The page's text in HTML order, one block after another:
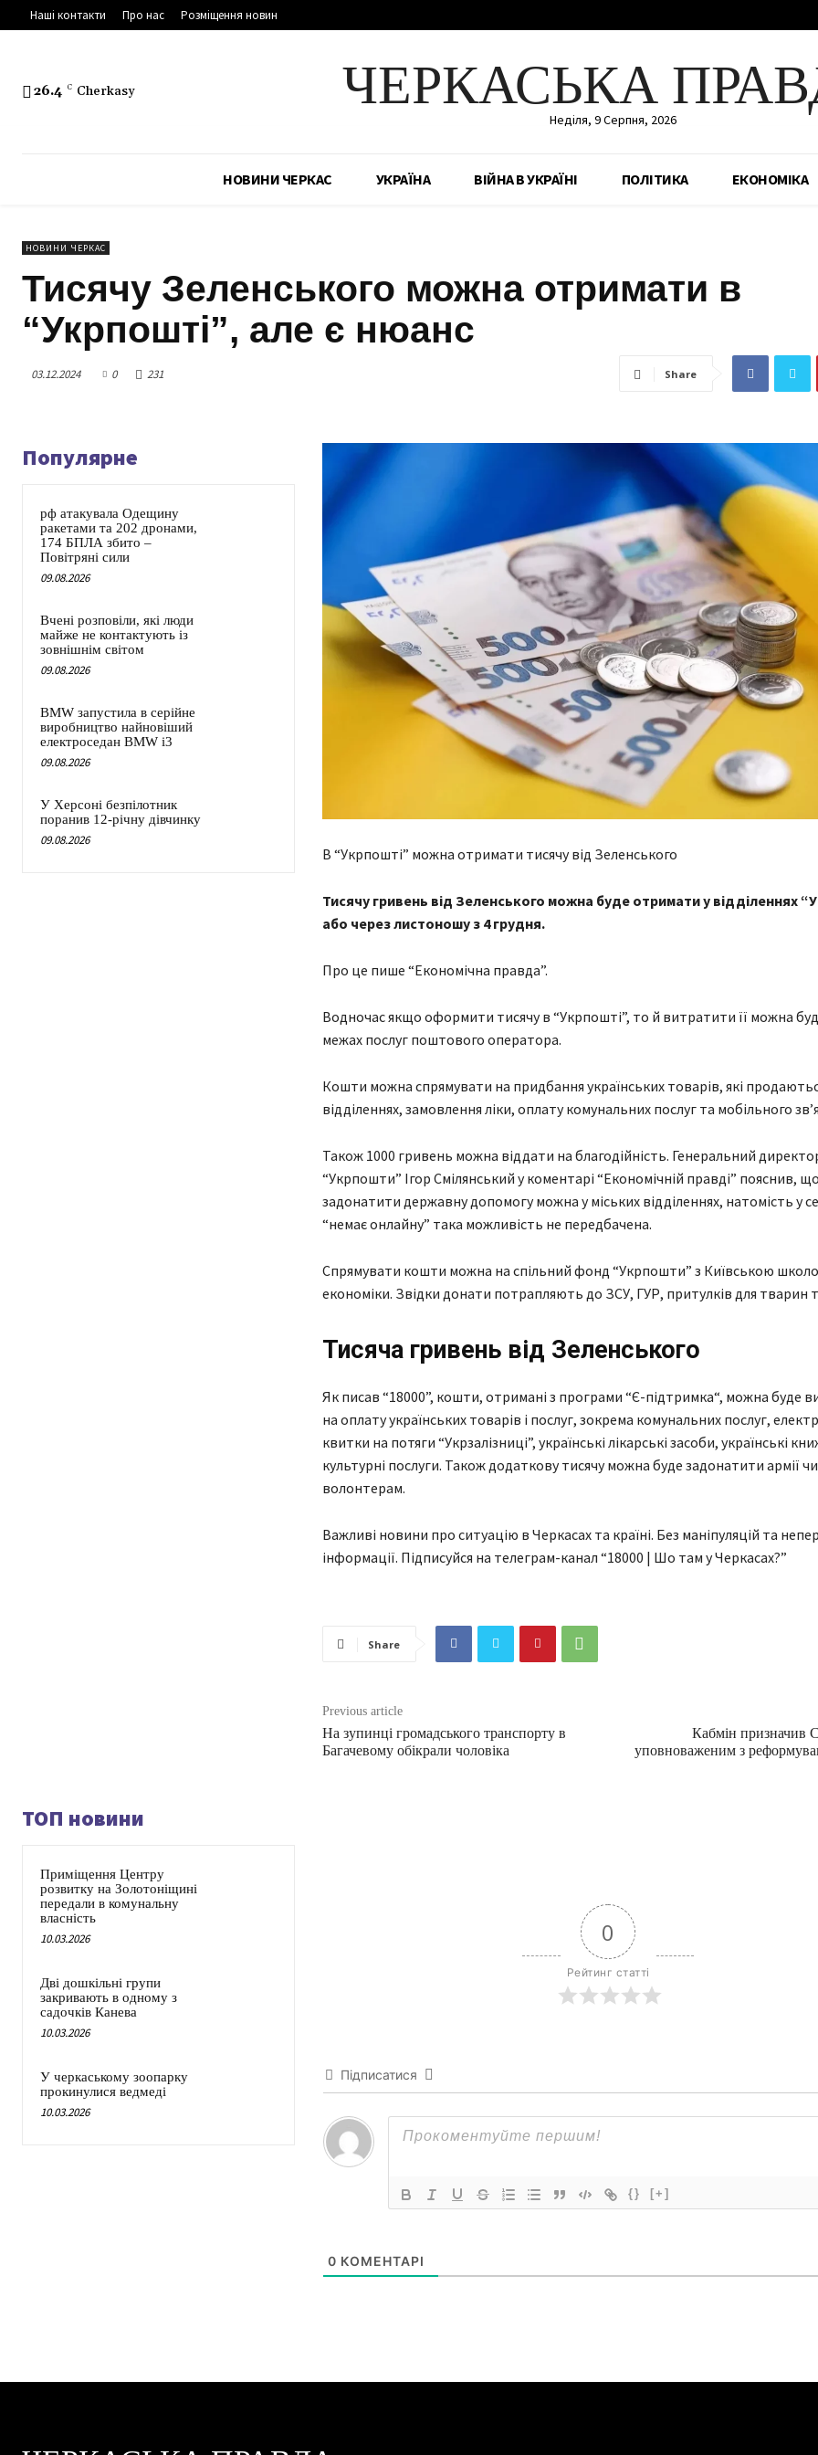
Наші контакти Про нас Розміщення новин
26.4 C Cherkasy ЧЕРКАСЬКА
Неділя, 9 Серпня, 2026
НОВИНИ ЧЕРКАС УКРАЇНА ВІЙНА В УКРАЇНІ ПОЛІТИКА ЕКОНОМІКА
НОВИНИ ЧЕРКАС
Тисячу Зеленського можна отримати в
“Укрпошті”, але є нюанс
03.12.2024 0 231 Share
Популярне
рф атакувала Одещину
ракетами та 202 дронами,
174 БПЛА збито –
Повітряні сили
09.08.2026
Вчені розповіли, які люди
майже не контактують із
зовнішнім світом
09.08.2026
BMW запустила в серійне
виробництво найновіший
електроседан BMW i3
09.08.2026
У Херсоні безпілотник
поранив 12-річну дівчинку
09.08.2026
В “Укрпошті” можна отримати тисячу від Зеленського
Тисячу гривень від Зеленського можна буде отримати у відділеннях
або через листоношу з 4 грудня.
Про це пише “Економічна правда”.
Водночас якщо оформити тисячу в “Укрпошті”, то й витратити її можна
межах послуг поштового оператора.
Кошти можна спрямувати на придбання українських товарів, які
відділеннях, замовлення ліки, оплату комунальних послуг та мобільного
Також 1000 гривень можна віддати на благодійність. Генеральний
“Укрпошти” Ігор Смілянський у коментарі “Економічній правді” пояснив, що
задонатити державну допомогу можна у міських відділеннях, натомість у
“немає онлайну” така можливість не передбачена.
Спрямувати кошти можна на спільний фонд “Укрпошти” з Київською
економіки. Звідки донати потрапляють до ЗСУ, ГУР, притулків для тварин
Тисяча гривень від Зеленського
Як писав “18000”, кошти, отримані з програми “Є-підтримка“, можна буде
на оплату українських товарів і послуг, зокрема комунальних послуг,
квитки на потяги “Укрзалізниці”, українські лікарські засоби, українські
культурні послуги. Також додаткову тисячу можна буде задонатити армії чи
волонтерам.
Важливі новини про ситуацію в Черкасах та країні. Без маніпуляцій та
інформації. Підписуйся на телеграм-канал “18000 | Шо там у Черкасах?”
Share
Previous article
На зупинці громадського транспорту в
Багачевому обікрали чоловіка
Кабмін призначив
уповноваженим з
ТОП новини
Приміщення Центру
розвитку на Золотоніщині
передали в комунальну
власність
10.03.2026
Дві дошкільні групи
закривають в одному з
садочків Канева
10.03.2026
У черкаському зоопарку
прокинулися ведмеді
10.03.2026
0
Рейтинг статті
Підписатися
{} [+]
0 КОМЕНТАРІ